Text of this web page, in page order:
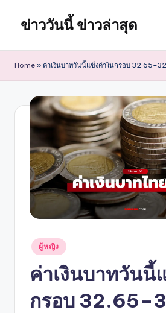
content
ข่าววันนี้ ข่าวล่าสุด
Home » ค่าเงินบาทวันนี้แข็งค่าในกรอบ
Posted
in
ผู้หญิง
ค่าเงินบาทวันนี้
กรอบ